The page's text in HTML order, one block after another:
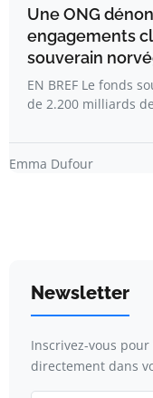
Une ONG
engagements
souverain
EN BREF Le fonds
de 2.200 milliards
Emma Dufour
Newsletter
Inscrivez-vous
directement dans